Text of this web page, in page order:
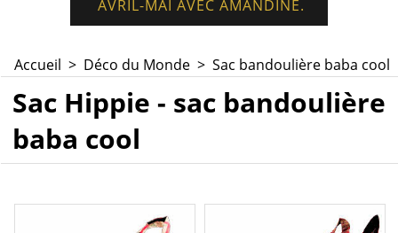
AVRIL-MAI AVEC AMANDINE.
Accueil > Déco du Monde > Sac bandoulière baba cool
Sac Hippie - sac bandoulière
baba cool